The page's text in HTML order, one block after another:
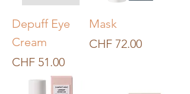
Depuff Eye
Cream
Preis
CHF 51.00
Mask
Preis
CHF 72.00